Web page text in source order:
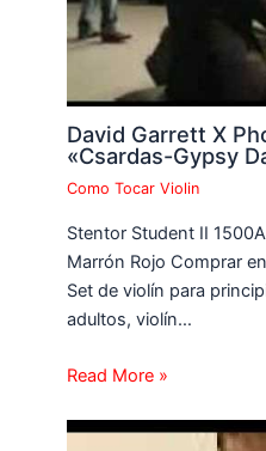
David Garrett X
«Csardas-Gypsy
Como Tocar Violin
Stentor Student II
Marrón Rojo Comprar
Set de violín para
adultos, violín…
Read More »